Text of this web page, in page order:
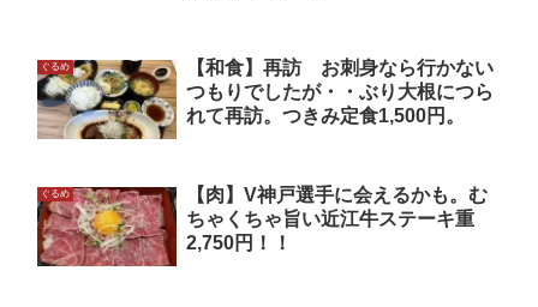
ぐるめ
【和食】再訪 お刺身なら行かない
つもりでしたが・・ぶり大根につら
れて再訪。つきみ定食1,500円。
ぐるめ
【肉】V神戸選手に会えるかも。む
ちゃくちゃ旨い近江牛ステーキ重
2,750円！！